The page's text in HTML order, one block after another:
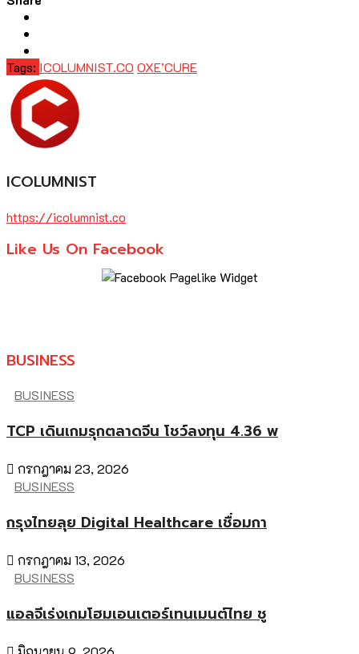
Tags: ICOLUMNIST.CO OXE’CURE
ICOLUMNIST
https://icolumnist.co
Like Us On Facebook
BUSINESS
BUSINESS
TCP เดินเกมรุกตลาดจีน โชว์ลงทุน 4.36 พ
กรกฎาคม 23, 2026
BUSINESS
กรุงไทยลุย Digital Healthcare เชื่อมกา
กรกฎาคม 13, 2026
BUSINESS
แอลจีเร่งเกมโฮมเอนเตอร์เทนเมนต์ไทย ชู